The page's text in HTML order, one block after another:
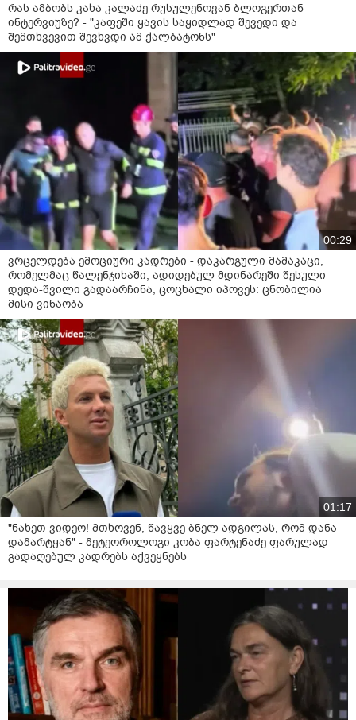
რას ამბობს კახა კალაძე რუსულენოვან ბლოგერთან
ინტერვიუზე? - "კაფეში ყავის საყიდლად შევედი და
შემთხვევით შევხვდი ამ ქალბატონს"
00:29
ვრცელდება ემოციური კადრები - დაკარგული მამაკაცი,
რომელმაც წალენჯიხაში, ადიდებულ მდინარეში შესული
დედა-შვილი გადაარჩინა, ცოცხალი იპოვეს: ცნობილია
მისი ვინაობა
01:17
"ნახეთ ვიდეო! მთხოვენ, წავყვე ბნელ ადგილას, რომ დანა
დამარტყან" - მეტეოროლოგი კობა ფარტენაძე ფარულად
გადაღებულ კადრებს აქვეყნებს